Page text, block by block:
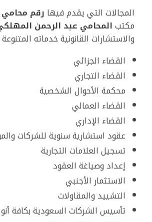
المجالات التي يقدم فيها رقم
مكتبالمحامي عبد الرحمن
والاستشارات القانونية خدماته
القضاء الجزائي
القضاء التجاري
محكمة الأحوال الشخصية
القضاء العمالي
القضاء الإداري
عقود استشارية سنوية للشركات
تسجيل العلامات التجارية
إعداد وصياغة العقود
الاستثمار الأجنبي
التشييد والمقاولات
تأسيس الشركات السعودية بكافة